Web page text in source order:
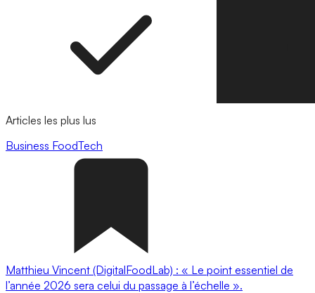
Articles les plus lus
Business FoodTech
Matthieu Vincent (DigitalFoodLab) : « Le point essentiel de
l’année 2026 sera celui du passage à l’échelle ».